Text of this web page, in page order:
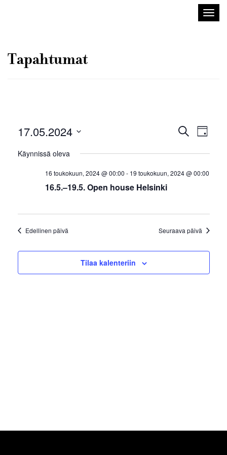
Tapahtumat
aja
Näkymät
Etsi
Views
Päivä
17.05.2024
päivä.
Käynnissä oleva
16 toukokuun, 2024 @ 00:00 - 19 toukokuun, 2024 @ 00:00
16.5.–19.5. Open house Helsinki
Edellinen päivä Seuraava päivä
Tilaa kalenteriin